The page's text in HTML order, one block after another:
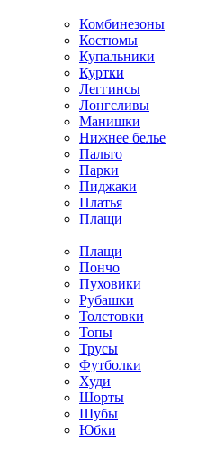
Комбинезоны
Костюмы
Купальники
Куртки
Леггинсы
Лонгсливы
Манишки
Нижнее белье
Пальто
Парки
Пиджаки
Платья
Плащи
Плащи
Пончо
Пуховики
Рубашки
Толстовки
Топы
Трусы
Футболки
Худи
Шорты
Шубы
Юбки